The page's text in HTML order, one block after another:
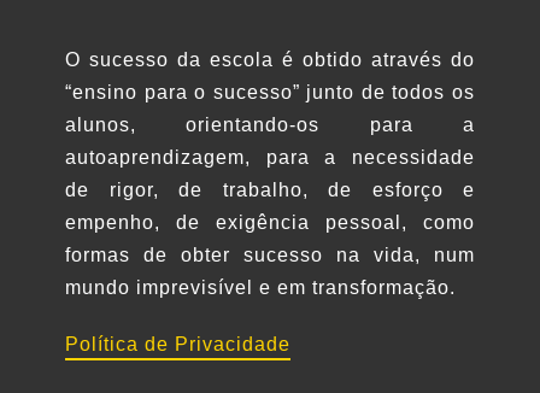
O sucesso da escola é obtido através do
“ensino para o sucesso” junto de todos os
alunos, orientando-os para a
autoaprendizagem, para a necessidade
de rigor, de trabalho, de esforço e
empenho, de exigência pessoal, como
formas de obter sucesso na vida, num
mundo imprevisível e em transformação.
Política de Privacidade